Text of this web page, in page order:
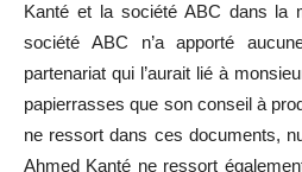
Kanté et la société ABC dans la
société ABC n’a apporté
partenariat qui l’aurait lié à
papierrasses que son conseil à
ne ressort dans ces documents,
Ahmed Kanté ne ressort